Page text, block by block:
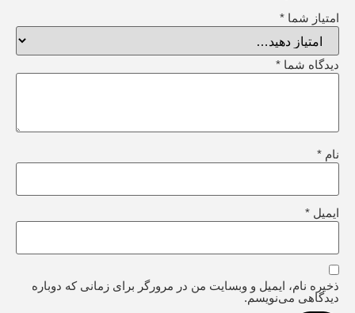
امتیاز شما *
دیدگاه شما *
نام *
ایمیل *
ذخیره نام، ایمیل و وبسایت من در مرورگر برای زمانی که دوباره
دیدگاهی می‌نویسم.